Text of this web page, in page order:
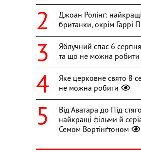
Джоан Ролінґ:
британки, окрім Гаррі
Яблучний спас 6 серпня
та що не можна робити
Яке церковне свято 8
не можна робити
Від Аватара до Під
найкращі фільми й
Семом Вортінґтоном